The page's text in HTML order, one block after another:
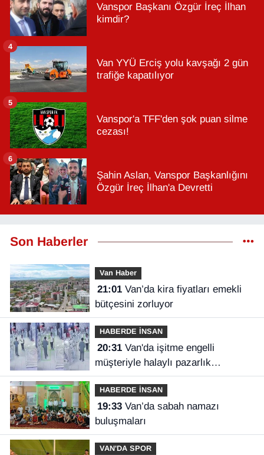
Vanspor Başkanı Özgür İreç İlhan
kimdir?
Van YYÜ Erciş yolu kavşağı 2 gün
trafiğe kapatılıyor
4
Vanspor'a TFF'den şok puan silme
cezası!
5
Şahin Aslan, Vanspor Başkanlığını
Özgür İreç İlhan'a Devretti
6
Son Haberler
Van Haber
21:01Van’da kira fiyatları emekli
bütçesini zorluyor
HABERDE İNSAN
20:31Van'da işitme engelli
müşteriyle halaylı pazarlık
gülümsetti
HABERDE İNSAN
19:33Van’da sabah namazı
buluşmaları
VAN'DA SPOR